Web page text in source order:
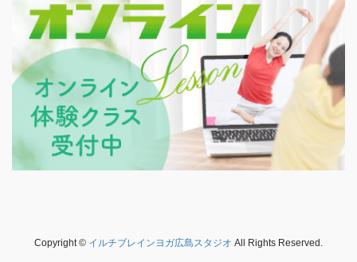
Copyright © イルチブレインヨガ広島スタジオ All Rights Reserved.